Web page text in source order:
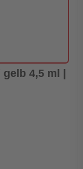
4,5 ml |